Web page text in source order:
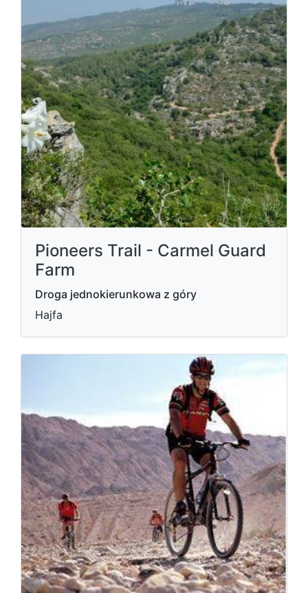
Pioneers Trail - Carmel Guard
Farm
Droga jednokierunkowa z góry
Hajfa